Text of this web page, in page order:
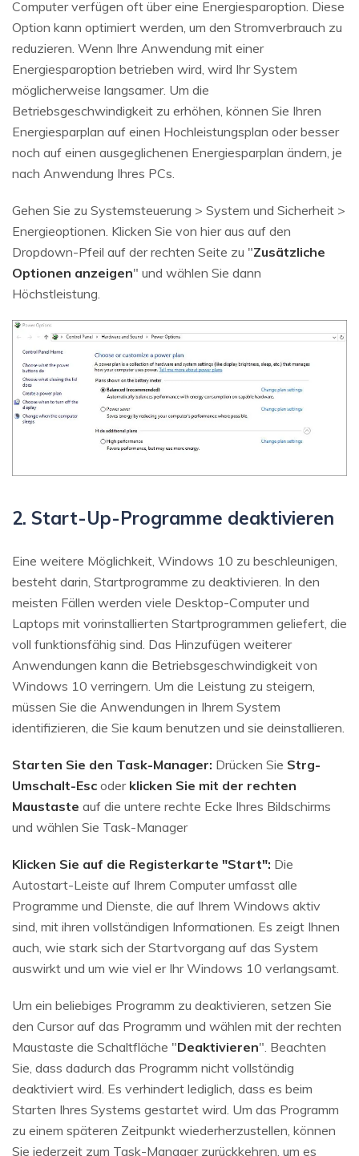
Computer verfügen oft über eine Energiesparoption. Diese
Option kann optimiert werden, um den Stromverbrauch zu
reduzieren. Wenn Ihre Anwendung mit einer
Energiesparoption betrieben wird, wird Ihr System
möglicherweise langsamer. Um die
Betriebsgeschwindigkeit zu erhöhen, können Sie Ihren
Energiesparplan auf einen Hochleistungsplan oder besser
noch auf einen ausgeglichenen Energiesparplan ändern, je
nach Anwendung Ihres PCs.
Gehen Sie zu Systemsteuerung > System und Sicherheit >
Energieoptionen. Klicken Sie von hier aus auf den
Dropdown-Pfeil auf der rechten Seite zu "Zusätzliche
Optionen anzeigen" und wählen Sie dann
Höchstleistung.
2. Start-Up-Programme deaktivieren
Eine weitere Möglichkeit, Windows 10 zu beschleunigen,
besteht darin, Startprogramme zu deaktivieren. In den
meisten Fällen werden viele Desktop-Computer und
Laptops mit vorinstallierten Startprogrammen geliefert, die
voll funktionsfähig sind. Das Hinzufügen weiterer
Anwendungen kann die Betriebsgeschwindigkeit von
Windows 10 verringern. Um die Leistung zu steigern,
müssen Sie die Anwendungen in Ihrem System
identifizieren, die Sie kaum benutzen und sie deinstallieren.
Starten Sie den Task-Manager: Drücken Sie Strg-
Umschalt-Esc oder klicken Sie mit der rechten
Maustaste auf die untere rechte Ecke Ihres Bildschirms
und wählen Sie Task-Manager
Klicken Sie auf die Registerkarte "Start": Die
Autostart-Leiste auf Ihrem Computer umfasst alle
Programme und Dienste, die auf Ihrem Windows aktiv
sind, mit ihren vollständigen Informationen. Es zeigt Ihnen
auch, wie stark sich der Startvorgang auf das System
auswirkt und um wie viel er Ihr Windows 10 verlangsamt.
Um ein beliebiges Programm zu deaktivieren, setzen Sie
den Cursor auf das Programm und wählen mit der rechten
Maustaste die Schaltfläche "Deaktivieren". Beachten
Sie, dass dadurch das Programm nicht vollständig
deaktiviert wird. Es verhindert lediglich, dass es beim
Starten Ihres Systems gestartet wird. Um das Programm
zu einem späteren Zeitpunkt wiederherzustellen, können
Sie jederzeit zum Task-Manager zurückkehren, um es